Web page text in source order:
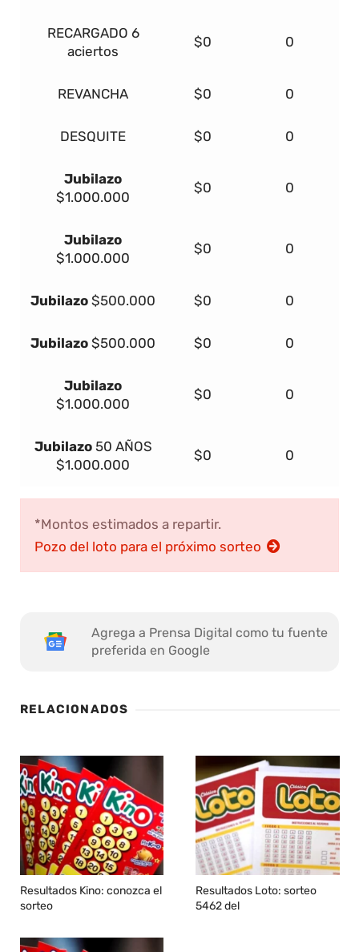
RECARGADO 6
aciertos
$0 0
REVANCHA $0 0
DESQUITE $0 0
Jubilazo
$1.000.000
$0 0
Jubilazo
$1.000.000
$0 0
Jubilazo $500.000 $0 0
Jubilazo $500.000 $0 0
Jubilazo
$1.000.000
$0 0
Jubilazo50 AÑOS
$1.000.000
$0 0
*Montos estimados a repartir.
Pozo del loto para el próximo sorteo
Agrega a Prensa Digital como tu fuente
preferida en Google
RELACIONADOS
Resultados Kino: conozca el
sorteo
Resultados Loto: sorteo
5462 del